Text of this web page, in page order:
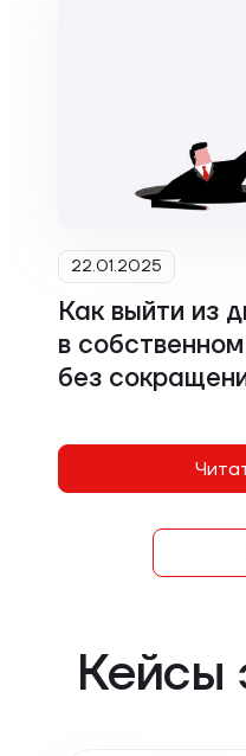
22.01.2025
Как выйти из
в
без
Кейсы